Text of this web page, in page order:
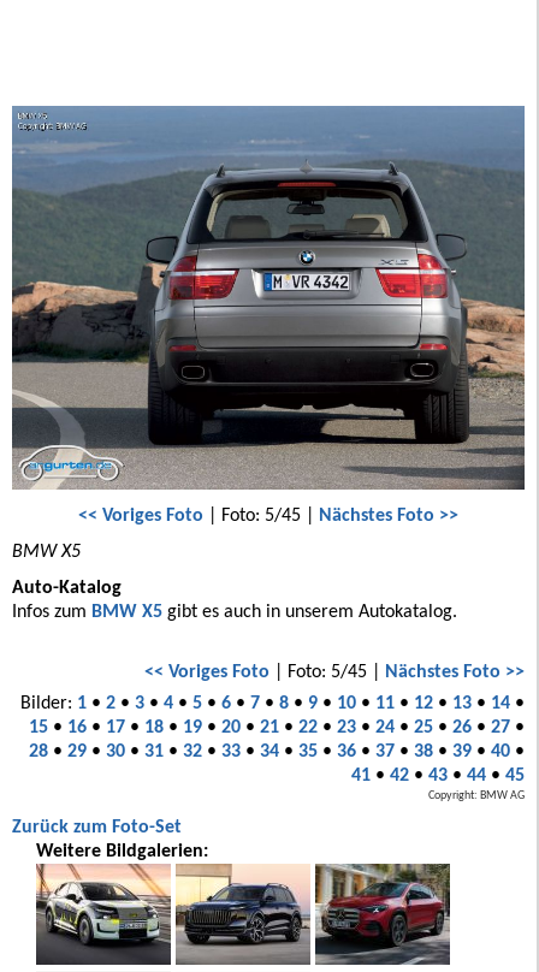
<< Voriges Foto | Foto: 5/45 | Nächstes Foto >>
BMW X5
Auto-Katalog
Infos zum BMW X5 gibt es auch in unserem Autokatalog.
<< Voriges Foto | Foto: 5/45 | Nächstes Foto >>
Bilder: 1• 2• 3• 4• 5• 6• 7• 8• 9• 10• 11• 12• 13• 14•
15• 16• 17• 18• 19• 20• 21• 22• 23• 24• 25• 26• 27•
28• 29• 30• 31• 32• 33• 34• 35• 36• 37• 38• 39• 40•
41• 42• 43• 44• 45
Copyright: BMW AG
Zurück zum Foto-Set
Weitere Bildgalerien: